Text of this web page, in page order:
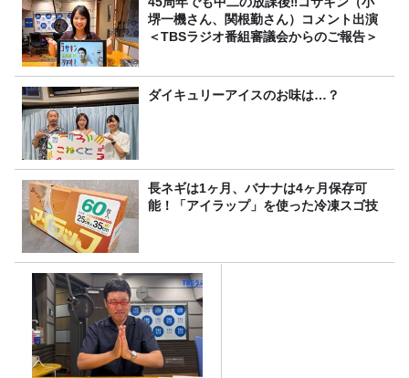
堺一機さん、関根勤さん）コメント出演
＜TBSラジオ番組審議会からのご報告＞
ダイキュリーアイスのお味は…？
長ネギは1ヶ月、バナナは4ヶ月保存可
能！「アイラップ」を使った冷凍スゴ技